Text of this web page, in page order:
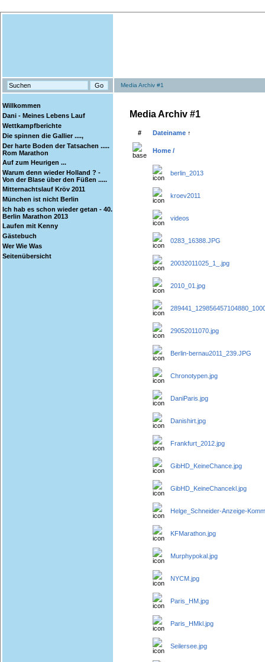
Media Archiv #1
Willkommen
Dani - Meines Lebens Lauf
Wettkampfberichte
Die spinnen die Gallier ....,
Der harte Boden der Tatsachen .....
Rom Marathon
Auf zum Heurigen ...
Warum denn wieder Holland ? -
Von der Blase über den Füßen .....
Mitternachtslauf Kröv 2011
München ist nicht Berlin
Ich hab es schon wieder getan - 40.
Berlin Marathon 2013
Laufen mit Kenny
Gästebuch
Wer Wie Was
Seitenübersicht
Media Archiv #1
# Dateiname ↑
Home /
berlin_2013
kroev2011
videos
0283_16388.JPG
20032011025_1_.jpg
2010_01.jpg
29052011070.jpg
Berlin-bernau2011_239.JPG
Chronotypen.jpg
DaniParis.jpg
Danishirt.jpg
Frankfurt_2012.jpg
GibHD_KeineChance.jpg
GibHD_KeineChancekl.jpg
Helge_Schneider-Anzeige-
KFMarathon.jpg
Murphypokal.jpg
NYCM.jpg
Paris_HM.jpg
Paris_HMkl.jpg
Seilersee.jpg